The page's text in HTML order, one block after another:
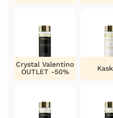
Crystal Valentino
OUTLET -50%